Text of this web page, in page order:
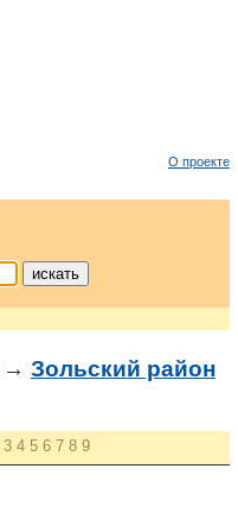
О проекте
→ Зольский район
3 4 5 6 7 8 9